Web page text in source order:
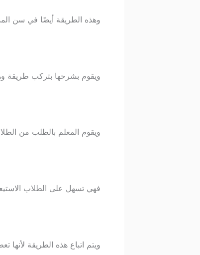
وهذه الطريقة أيضًا في سن
ويقوم بشرحها بتركب طريقة
ويقوم المعلم بالطلب من
فهي تسهل على الطلاب
ويتم اتباع هذه الطريقة